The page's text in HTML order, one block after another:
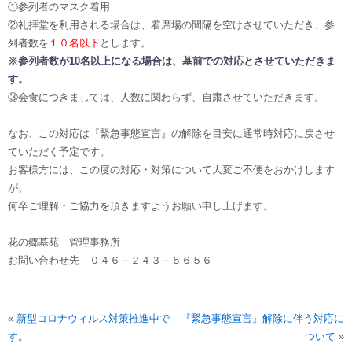
①参列者のマスク着用
②礼拝堂を利用される場合は、着席場の間隔を空けさせていただき、参
列者数を １０名以下とします。
※参列者数が10名以上になる場合は、墓前での対応とさせていただきま
す。
③会食につきましては、人数に関わらず、自粛させていただきます。
なお、この対応は『緊急事態宣言』の解除を目安に通常時対応に戻させ
ていただく予定です。
お客様方には、この度の対応・対策について大変ご不便をおかけします
が、
何卒ご理解・ご協力を頂きますようお願い申し上げます。
花の郷墓苑 管理事務所
お問い合わせ先 ０４６－２４３－５６５６
« 新型コロナウィルス対策推進中で
す。
『緊急事態宣言』解除に伴う対応に
ついて »